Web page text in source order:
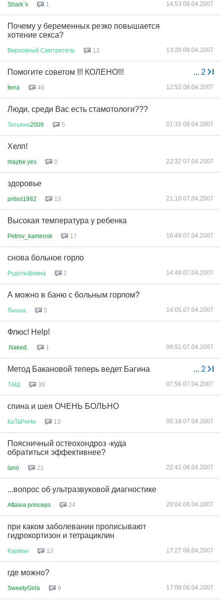
Shark`s 1 14:53 08.04.2007
Почему у беременных резко повышается
хотение секса?
Верховный Смотритель 13 13:20 08.04.2007
... 2
Помогите советом !!! КОЛЕНО!!!
ferra 46 12:52 08.04.2007
Люди, среди Вас есть стамотологи???
Татьяна2009 5 01:32 08.04.2007
Хелп!
maybe yes 0 22:32 07.04.2007
здоровье
priboi1982 13 21:10 07.04.2007
Высокая температура у ребенка
Petrov_kamensk 17 16:49 07.04.2007
снова больное горло
Рудольфовна 2 14:48 07.04.2007
А можно в баню с больным горлом?
Льоша 5 14:05 07.04.2007
Флюс! Help!
.Naked. 1 09:51 07.04.2007
... 2
Метод Бакановой теперь ведет Багина
ТАШ 38 07:56 07.04.2007
спина и шея ОЧЕНЬ БОЛЬНО
КаТаРиНи 13 00:18 07.04.2007
Поясничный остеохондроз -куда
обратиться эффективнее?
lano 21 22:42 06.04.2007
...вопрос об ультразвуковой диагностике
Attalea princeps 24 20:04 06.04.2007
при каком заболевании прописывают
гидрокортизон и тетрациклин
Карман 13 17:27 06.04.2007
где можно?
SweetyGirla 9 17:08 06.04.2007